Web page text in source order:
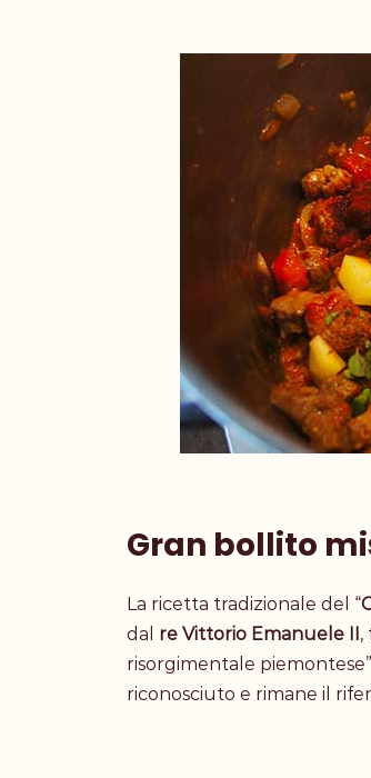
Gran bollito
La ricetta tradizionale del “
dal re Vittorio Emanuele II ,
risorgimentale
riconosciuto e rimane il